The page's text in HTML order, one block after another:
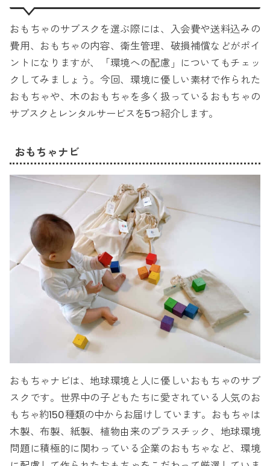
おもちゃのサブスクを選ぶ際には、入会費や送料込みの
費用、おもちゃの内容、衛生管理、破損補償などがポイ
ントになりますが、「環境への配慮」についてもチェッ
クしてみましょう。今回、環境に優しい素材で作られた
おもちゃや、木のおもちゃを多く扱っているおもちゃの
サブスクとレンタルサービスを5つ紹介します。
おもちゃナビ
おもちゃナビは、地球環境と人に優しいおもちゃのサブ
スクです。世界中の子どもたちに愛されている人気のお
もちゃ約150種類の中からお届けしています。おもちゃは
木製、布製、紙製、植物由来のプラスチック、地球環境
問題に積極的に関わっている企業のおもちゃなど、環境